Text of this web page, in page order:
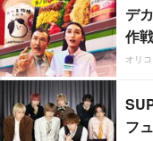
デ
作
オリ
フ